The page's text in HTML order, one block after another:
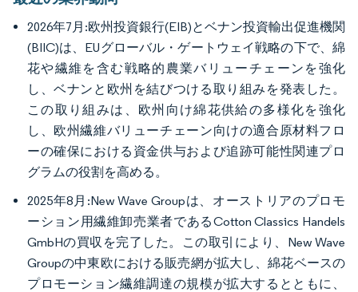
2026年7月:欧州投資銀行(EIB)とベナン投資輸出促進機関
(BIIC)は、EUグローバル・ゲートウェイ戦略の下で、綿
花や繊維を含む戦略的農業バリューチェーンを強化
し、ベナンと欧州を結びつける取り組みを発表した。
この取り組みは、欧州向け綿花供給の多様化を強化
し、欧州繊維バリューチェーン向けの適合原材料フロ
ーの確保における資金供与および追跡可能性関連プロ
グラムの役割を高める。
2025年8月:New Wave Groupは、オーストリアのプロモ
ーション用繊維卸売業者であるCotton Classics Handels
GmbHの買収を完了した。この取引により、New Wave
Groupの中東欧における販売網が拡大し、綿花ベースの
プロモーション繊維調達の規模が拡大するとともに、